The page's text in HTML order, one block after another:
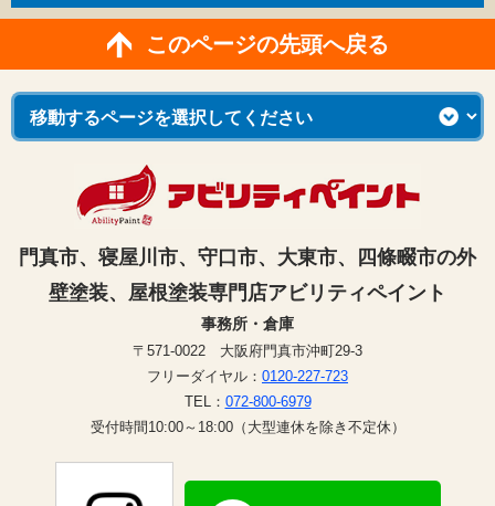
このページの先頭へ戻る
門真市、寝屋川市、守口市、大東市、四條畷市の外
壁塗装、屋根塗装専門店アビリティペイント
事務所・倉庫
〒571-0022 大阪府門真市沖町29-3
フリーダイヤル： 0120-227-723
TEL： 072-800-6979
受付時間10:00～18:00（大型連休を除き不定休）